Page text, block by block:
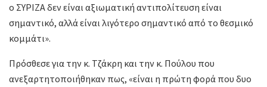
ο ΣΥΡΙΖΑ δεν είναι αξιωματική αντιπολίτευση είναι
σημαντικό, αλλά είναι λιγότερο σημαντικό από το θεσμικό
κομμάτι».
Πρόσθεσε για την κ. Τζάκρη και την κ. Πούλου που
ανεξαρτητοποιήθηκαν πως, «είναι η πρώτη φορά που δυο